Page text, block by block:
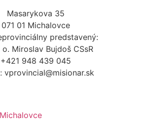
Masarykova 35
071 01 Michalovce
predstavený:
o. Miroslav Bujdoš CSsR
+421 948 439 045
vprovincial@misionar.sk